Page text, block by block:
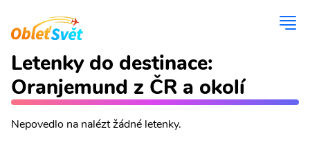
Letenky do destinace:
Oranjemund z ČR a okolí
Nepovedlo na nalézt žádné letenky.